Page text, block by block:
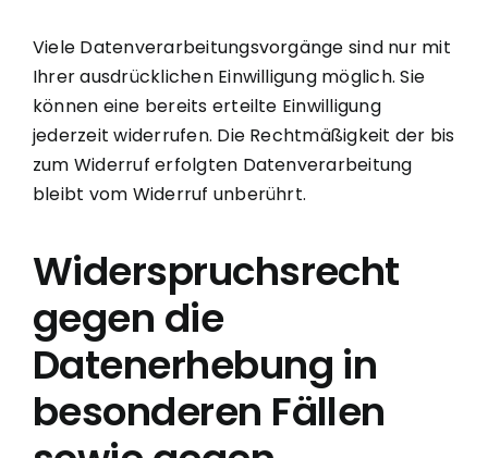
Viele Datenverarbeitungsvorgänge sind nur mit
Ihrer ausdrücklichen Einwilligung möglich. Sie
können eine bereits erteilte Einwilligung
jederzeit widerrufen. Die Rechtmäßigkeit der bis
zum Widerruf erfolgten Datenverarbeitung
bleibt vom Widerruf unberührt.
Widerspruchsrecht
gegen die
Datenerhebung in
besonderen Fällen